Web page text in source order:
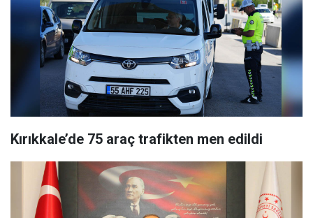
Kırıkkale’de 75 araç trafikten men edildi